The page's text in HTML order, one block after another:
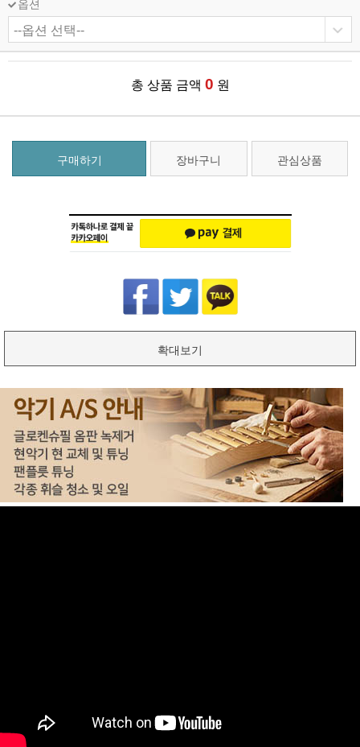
옵션
총 상품 금액 0 원
구매하기 장바구니 관심상품
확대보기